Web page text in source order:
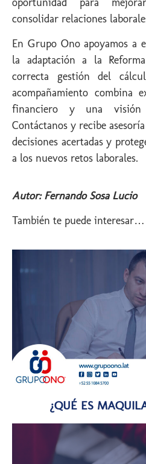
consolidar relaciones
En Grupo Ono apoyamos a
la adaptación a la
correcta gestión del
acompañamiento combina
financiero y una visión
Contáctanos y recibe
decisiones acertadas y
a los nuevos retos laborales.
Autor: Fernando Sosa Lucio
También te puede interesar…
¿QUÉ ES